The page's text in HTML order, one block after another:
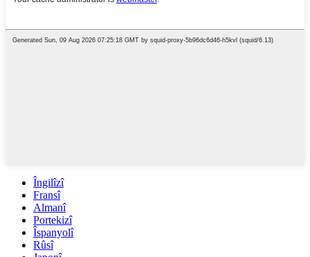
Îngilîzî
Fransî
Almanî
Portekizî
Îspanyolî
Rûsî